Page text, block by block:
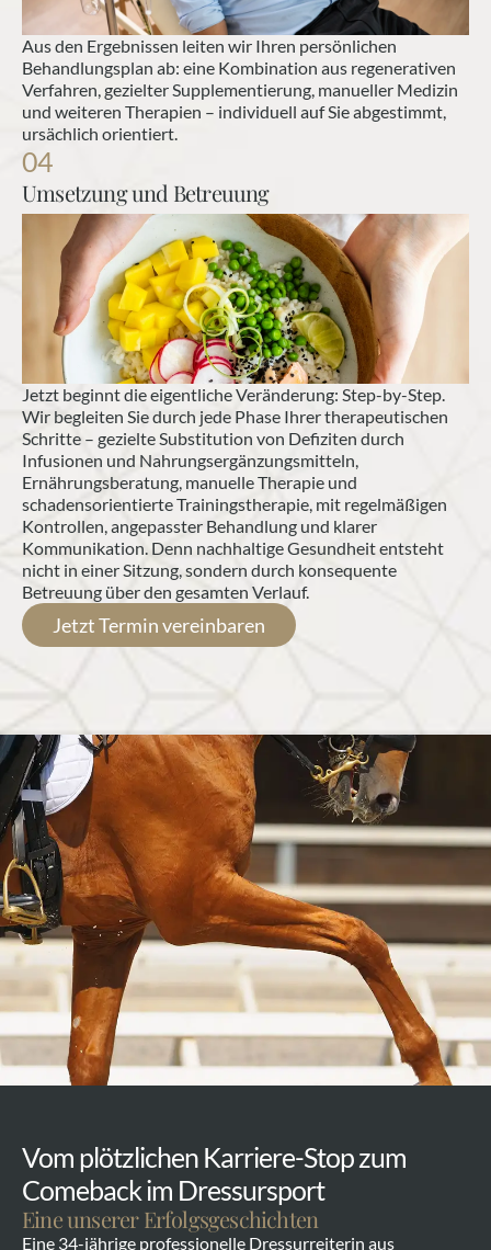
Jetzt Termin vereinbaren
Aus den Ergebnissen leiten wir Ihren persönlichen
Behandlungsplan ab: eine Kombination aus regenerativen
Verfahren, gezielter Supplementierung, manueller Medizin
und weiteren Therapien – individuell auf Sie abgestimmt,
ursächlich orientiert.
04
Umsetzung und Betreuung
Jetzt beginnt die eigentliche Veränderung: Step-by-Step.
Wir begleiten Sie durch jede Phase Ihrer therapeutischen
Schritte – gezielte Substitution von Defiziten durch
Infusionen und Nahrungsergänzungsmitteln,
Ernährungsberatung, manuelle Therapie und
schadensorientierte Trainingstherapie, mit regelmäßigen
Kontrollen, angepasster Behandlung und klarer
Kommunikation. Denn nachhaltige Gesundheit entsteht
nicht in einer Sitzung, sondern durch konsequente
Betreuung über den gesamten Verlauf.
Vom plötzlichen Karriere-Stop zum
Comeback im Dressursport
Eine unserer Erfolgsgeschichten
Eine 34-jährige professionelle Dressurreiterin aus